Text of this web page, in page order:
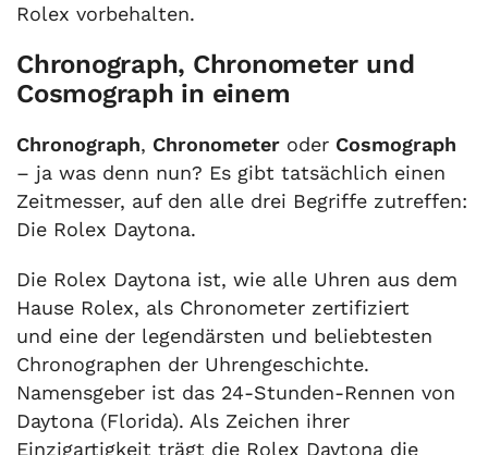
Rolex vorbehalten.
Chronograph, Chronometer und
Cosmograph in einem
Chronograph, Chronometer oder Cosmograph
– ja was denn nun? Es gibt tatsächlich einen
Zeitmesser, auf den alle drei Begriffe zutreffen:
Die Rolex Daytona.
Die Rolex Daytona ist, wie alle Uhren aus dem
Hause Rolex, als Chronometer zertifiziert
und eine der legendärsten und beliebtesten
Chronographen der Uhrengeschichte.
Namensgeber ist das 24-Stunden-Rennen von
Daytona (Florida). Als Zeichen ihrer
Einzigartigkeit trägt die Rolex Daytona die